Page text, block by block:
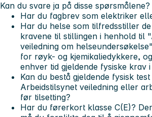
Kan du svare ja på disse spørsmålene?
Har du fagbrev som elektriker
Har du helse som tilfredsstiller de
kravene til stillingen i henhold til
veiledning om
for røyk- og kjemikaliedykkere,
enhver tid gjeldende fysiske krav
Kan du bestå gjeldende fysisk
Arbeidstilsynet veiledning eller
før tilsetting?
Har du førerkort klasse C(E)?